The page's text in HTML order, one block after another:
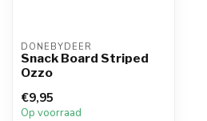
DONEBYDEER
Snack Board Striped
Ozzo
€9,95
Op voorraad